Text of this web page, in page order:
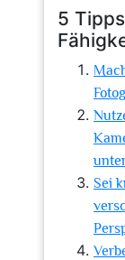
5
Sei